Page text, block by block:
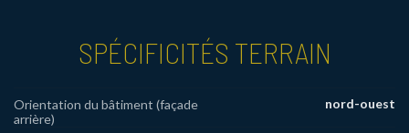
SPÉCIFICITÉS TERRAIN
Orientation du bâtiment (façade
arrière)
nord-ouest